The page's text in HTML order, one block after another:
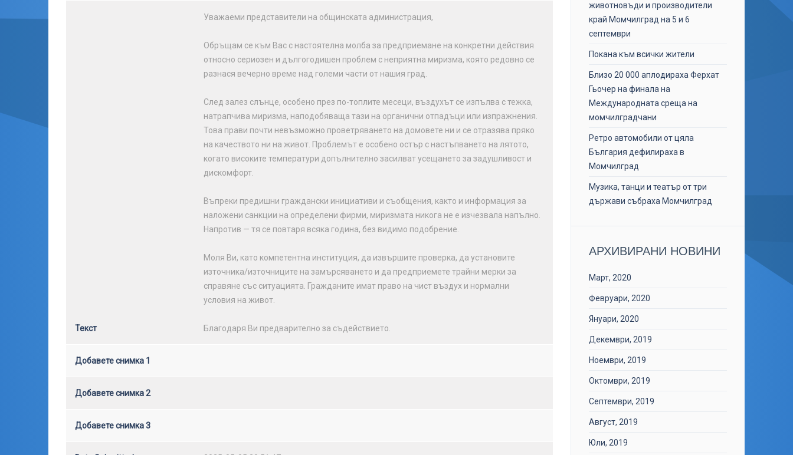
Текст
Уважаеми представители на общинската администрация,
Обръщам се към Вас с настоятелна молба за предприемане на конкретни действия
относно сериозен и дългогодишен проблем с неприятна миризма, която редовно се
разнася вечерно време над големи части от нашия град.
След залез слънце, особено през по-топлите месеци, въздухът се изпълва с тежка,
натрапчива миризма, наподобяваща тази на органични отпадъци или изпражнения.
Това прави почти невъзможно проветряването на домовете ни и се отразява пряко
на качеството ни на живот. Проблемът е особено остър с настъпването на лятото,
когато високите температури допълнително засилват усещането за задушливост и
дискомфорт.
Въпреки предишни граждански инициативи и съобщения, както и информация за
наложени санкции на определени фирми, миризмата никога не е изчезвала напълно.
Напротив — тя се повтаря всяка година, без видимо подобрение.
Моля Ви, като компетентна институция, да извършите проверка, да установите
източника/източниците на замърсяването и да предприемете трайни мерки за
справяне със ситуацията. Гражданите имат право на чист въздух и нормални
условия на живот.
Благодаря Ви предварително за съдействието.
Добавете снимка 1
Добавете снимка 2
Добавете снимка 3
животновъди и производители
край Момчилград на 5 и 6
септември
Покана към всички жители
Близо 20 000 аплодираха Ферхат
Гьочер на финала на
Международната среща на
момчилградчани
Ретро автомобили от цяла
България дефилираха в
Момчилград
Музика, танци и театър от три
държави събраха Момчилград
АРХИВИРАНИ НОВИНИ
Март, 2020
Февруари, 2020
Януари, 2020
Декември, 2019
Ноември, 2019
Октомври, 2019
Септември, 2019
Август, 2019
Юли, 2019